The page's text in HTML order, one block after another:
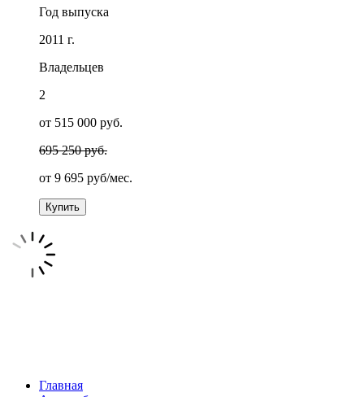
Год выпуска
2011 г.
Владельцев
2
от 515 000 руб.
695 250 руб.
от 9 695 руб/мес.
Купить
Главная